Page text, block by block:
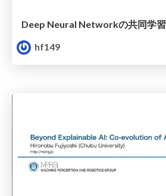
Deep Neural Networkの共同学習
hf149